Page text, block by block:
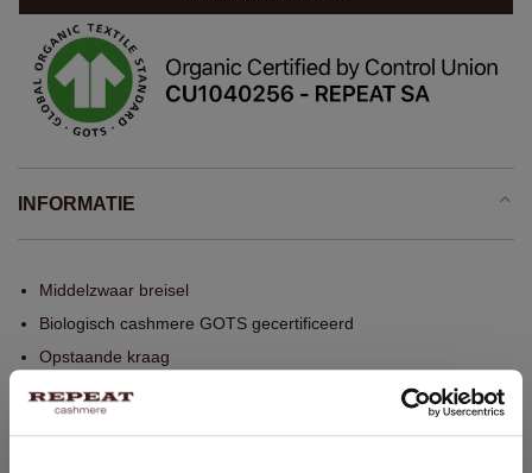
INFORMATIE
Middelzwaar breisel
Biologisch cashmere GOTS gecertificeerd
Opstaande kraag
Lange raglan-pofmouwen met geribd mouwuiteinde